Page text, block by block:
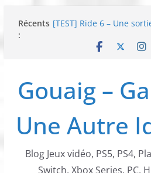
Récents
:
[TEST] Ride 6 – Une
NEOGEO AES+ : La
SWITCH 2 : Nouveaux
Gouaig –
Une Autre
Blog Jeux vidéo, PS5, PS4,
Switch, Xbox Series, PC,